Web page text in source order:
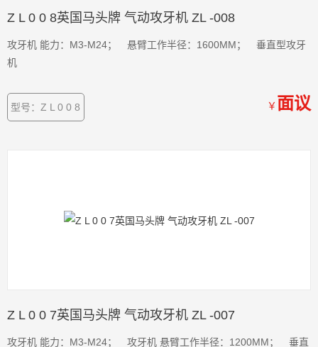
Z L 0 0 8英国马头牌 气动攻牙机 ZL -008
攻牙机 能力：M3-M24； 悬臂工作半径：1600MM； 垂直型攻牙
机
型号：Z L 0 0 8 ￥ 面议
Z L 0 0 7英国马头牌 气动攻牙机 ZL -007
攻牙机 能力：M3-M24； 攻牙机 悬臂工作半径：1200MM； 垂直